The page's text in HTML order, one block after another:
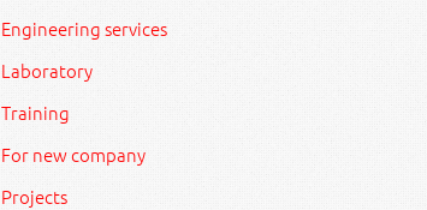
Engineering services
Laboratory
Training
For new company
Projects